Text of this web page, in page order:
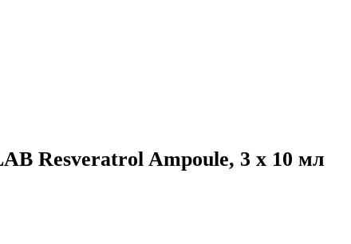
Resveratrol Ampoule, 3 x 10 мл